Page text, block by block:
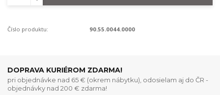
Číslo produktu: 90.55.0044.0000
DOPRAVA KURIÉROM ZDARMA!
pri objednávke nad 65 € (okrem nábytku), odosielam aj do ČR -
objednávky nad 200 € zdarma!